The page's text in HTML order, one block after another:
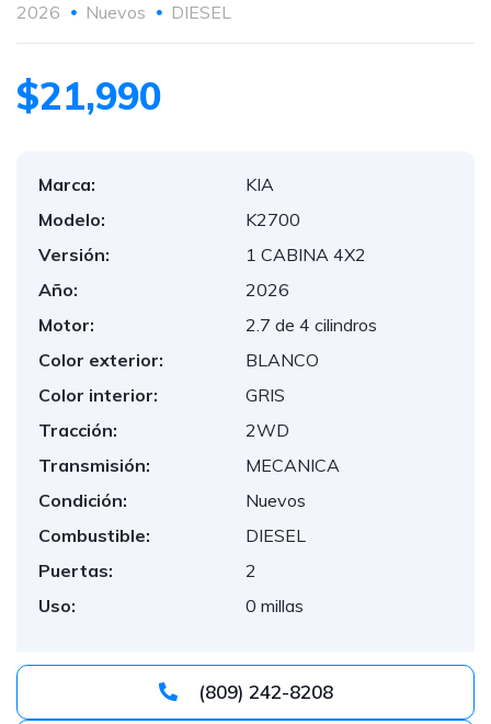
2026 Nuevos DIESEL
$21,990
Marca:
KIA
Modelo:
K2700
Versión:
1 CABINA 4X2
Año:
2026
Motor:
2.7 de 4 cilindros
Color exterior:
BLANCO
Color interior:
GRIS
Tracción:
2WD
Transmisión:
MECANICA
Condición:
Nuevos
Combustible:
DIESEL
Puertas:
2
Uso:
0 millas
(809) 242-8208